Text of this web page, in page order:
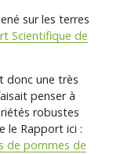
sur les terres
Scientifique de
donc une très
penser à
robustes
le Rapport ici :
de pommes de